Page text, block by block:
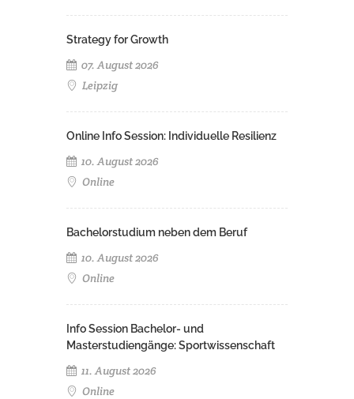
Strategy for Growth
07. August 2026
Leipzig
Online Info Session: Individuelle Resilienz
10. August 2026
Online
Bachelorstudium neben dem Beruf
10. August 2026
Online
Info Session Bachelor- und
Masterstudiengänge: Sportwissenschaft
11. August 2026
Online